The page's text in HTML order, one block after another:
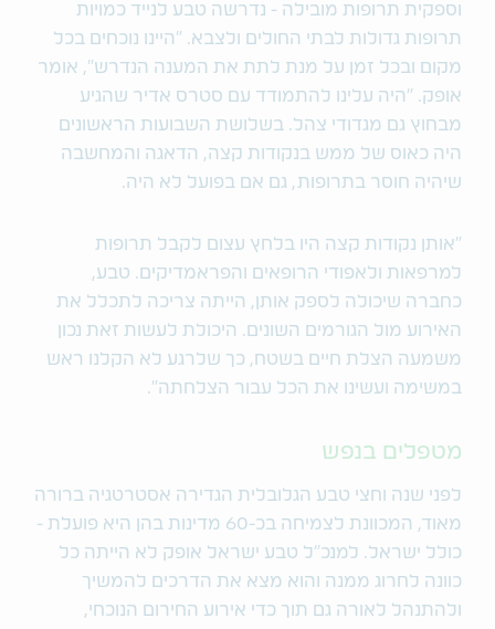
וספקית תרופות מובילה - נדרשה טבע לנייד כמויות
תרופות גדולות לבתי החולים ולצבא. "היינו נוכחים בכל
מקום ובכל זמן על מנת לתת את המענה הנדרש", אומר
אופק. "היה עלינו להתמודד עם סטרס אדיר שהגיע
מבחוץ גם מגדודי צהל. בשלושת השבועות הראשונים
היה כאוס של ממש בנקודות קצה, הדאגה והמחשבה
שיהיה חוסר בתרופות, גם אם בפועל לא היה.
"אותן נקודות קצה היו בלחץ עצום לקבל תרופות
למרפאות ולאפודי הרופאים והפראמדיקים. טבע,
כחברה שיכולה לספק אותן, הייתה צריכה לתכלל את
האירוע מול הגורמים השונים. היכולת לעשות זאת נכון
משמעה הצלת חיים בשטח, כך שלרגע לא הקלנו ראש
במשימה ועשינו את הכל עבור הצלחתה".
מטפלים בנפש
לפני שנה וחצי טבע הגלובלית הגדירה אסטרטגיה ברורה
מאוד, המכוונת לצמיחה בכ-60 מדינות בהן היא פועלת -
כולל ישראל. למנכ"ל טבע ישראל אופק לא הייתה כל
כוונה לחרוג ממנה והוא מצא את הדרכים להמשיך
ולהתנהל לאורה גם תוך כדי אירוע החירום הנוכחי,